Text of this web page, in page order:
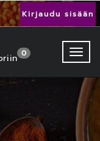
Kirjaudu sisään
0